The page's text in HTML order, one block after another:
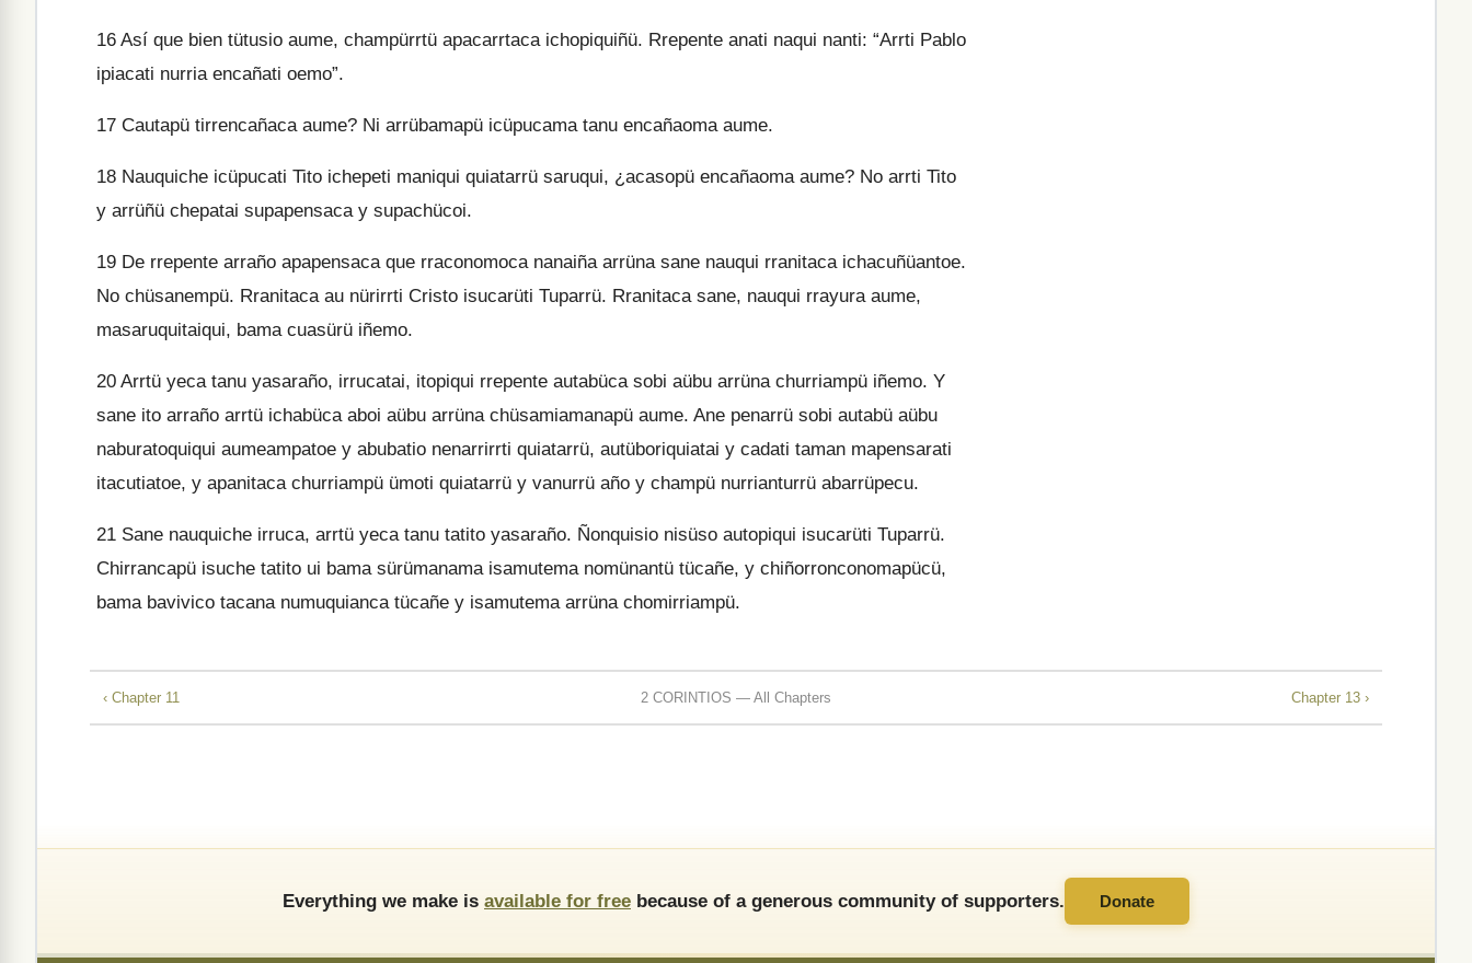
16 Así que bien tütusio aume, champürrtü apacarrtaca ichopiquiñü. Rrepente anati naqui nanti: “Arrti Pablo
ipiacati nurria encañati oemo”.
17 Cautapü tirrencañaca aume? Ni arrübamapü icüpucama tanu encañaoma aume.
18 Nauquiche icüpucati Tito ichepeti maniqui quiatarrü saruqui, ¿acasopü encañaoma aume? No arrti Tito
y arrüñü chepatai supapensaca y supachücoi.
19 De rrepente arraño apapensaca que rraconomoca nanaiña arrüna sane nauqui rranitaca ichacuñüantoe.
No chüsanempü. Rranitaca au nürirrti Cristo isucarüti Tuparrü. Rranitaca sane, nauqui rrayura aume,
masaruquitaiqui, bama cuasürü iñemo.
20 Arrtü yeca tanu yasaraño, irrucatai, itopiqui rrepente autabüca sobi aübu arrüna churriampü iñemo. Y
sane ito arraño arrtü ichabüca aboi aübu arrüna chüsamiamanapü aume. Ane penarrü sobi autabü aübu
naburatoquiqui aumeampatoe y abubatio nenarrirrti quiatarrü, autüboriquiatai y cadati taman mapensarati
itacutiatoe, y apanitaca churriampü ümoti quiatarrü y vanurrü año y champü nurrianturrü abarrüpecu.
21 Sane nauquiche irruca, arrtü yeca tanu tatito yasaraño. Ñonquisio nisüso autopiqui isucarüti Tuparrü.
Chirrancapü isuche tatito ui bama sürümanama isamutema nomünantü tücañe, y chiñorronconomapücü,
bama bavivico tacana numuquianca tücañe y isamutema arrüna chomirriampü.
‹ Chapter 11 2 CORINTIOS — All Chapters Chapter 13 ›
Everything we make is available for free because of a generous community of supporters. Donate